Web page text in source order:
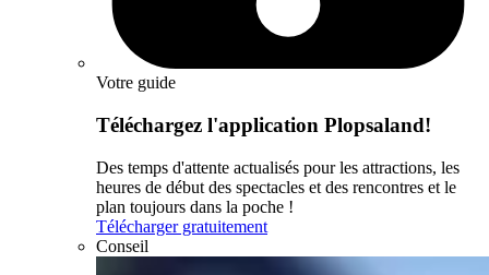
Votre guide
Téléchargez l'application Plopsaland!
Des temps d'attente actualisés pour les attractions, les
heures de début des spectacles et des rencontres et le
plan toujours dans la poche !
Télécharger gratuitement
Conseil